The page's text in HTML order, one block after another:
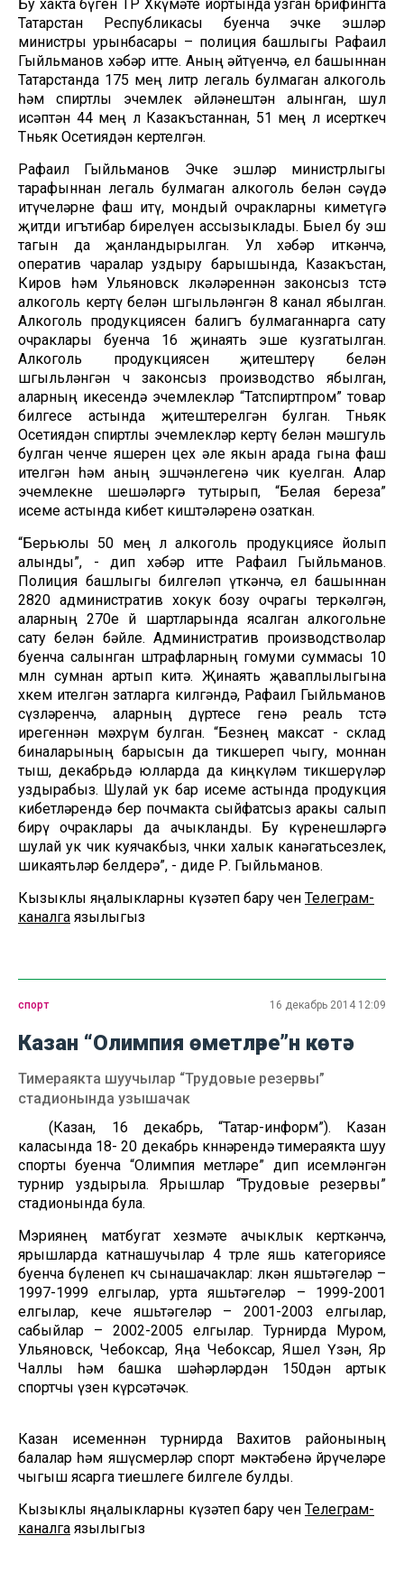
Бу хакта бүген ТР Хөкүмәте йортында узган брифингта
Татарстан Республикасы буенча эчке эшләр
министры урынбасары – полиция башлыгы Рафаил
Гыйльманов хәбәр итте. Аның әйтүенчә, ел башыннан
Татарстанда 175 мең литр легаль булмаган алкоголь
һәм спиртлы эчемлек әйләнештән алынган, шул
исәптән 44 мең л Казакъстаннан, 51 мең л исерткеч
Төньяк Осетиядән кертелгән.
Рафаил Гыйльманов Эчке эшләр министрлыгы
тарафыннан легаль булмаган алкоголь белән сәүдә
итүчеләрне фаш итү, мондый очракларны киметүгә
җитди игътибар бирелүен ассызыклады. Быел бу эш
тагын да җанландырылган. Ул хәбәр иткәнчә,
оператив чаралар уздыру барышында, Казакъстан,
Киров һәм Ульяновск өлкәләреннән законсыз төстә
алкоголь кертү белән шөгыльләнгән 8 канал ябылган.
Алкоголь продукциясен балигъ булмаганнарга сату
очраклары буенча 16 җинаять эше кузгатылган.
Алкоголь продукциясен җитештерү белән
шөгыльләнгән өч законсыз производство ябылган,
аларның икесендә эчемлекләр “Татспиртпром” товар
билгесе астында җитештерелгән булган. Төньяк
Осетиядән спиртлы эчемлекләр кертү белән мәшгуль
булган өченче яшерен цех әле якын арада гына фаш
ителгән һәм аның эшчәнлегенә чик куелган. Алар
эчемлекне шешәләргә тутырып, “Белая береза”
исеме астында кибет киштәләренә озаткан.
“Берьюлы 50 мең л алкоголь продукциясе йолып
алынды”, - дип хәбәр итте Рафаил Гыйльманов.
Полиция башлыгы билгеләп үткәнчә, ел башыннан
2820 административ хокук бозу очрагы теркәлгән,
аларның 270е өй шартларында ясалган алкогольне
сату белән бәйле. Административ производстволар
буенча салынган штрафларның гомуми суммасы 10
млн сумнан артып китә. Җинаять җаваплылыгына
хөкем ителгән затларга килгәндә, Рафаил Гыйльманов
сүзләренчә, аларның дүртесе генә реаль төстә
ирегеннән мәхрүм булган. “Безнең максат - склад
биналарының барысын да тикшереп чыгу, моннан
тыш, декабрьдә юлларда да киңкүләм тикшерүләр
уздырабыз. Шулай ук бар исеме астында продукция
кибетләрендә бер почмакта сыйфатсыз аракы салып
бирү очраклары да ачыкланды. Бу күренешләргә
шулай ук чик куячакбыз, чөнки халык канәгатьсезлек,
шикаятьләр белдерә”, - диде Р. Гыйльманов.
Кызыклы яңалыкларны күзәтеп бару өчен Телеграм-
каналга язылыгыз
спорт 16 декабрь 2014 12:09
Казан “Олимпия өметләре”н көтә
Тимераякта шуучылар “Трудовые резервы”
стадионында узышачак
(Казан, 16 декабрь, “Татар-информ”). Казан
каласында 18- 20 декабрь көннәрендә тимераякта шуу
спорты буенча “Олимпия өметләре” дип исемләнгән
турнир уздырыла. Ярышлар “Трудовые резервы”
стадионында була.
Мэриянең матбугат хезмәте ачыклык керткәнчә,
ярышларда катнашучылар 4 төрле яшь категориясе
буенча бүленеп көч сынашачаклар: өлкән яшьтәгеләр –
1997-1999 елгылар, урта яшьтәгеләр – 1999-2001
елгылар, кече яшьтәгеләр – 2001-2003 елгылар,
сабыйлар – 2002-2005 елгылар. Турнирда Муром,
Ульяновск, Чебоксар, Яңа Чебоксар, Яшел Үзән, Яр
Чаллы һәм башка шәһәрләрдән 150дән артык
спортчы үзен күрсәтәчәк.
Казан исеменнән турнирда Вахитов районының
балалар һәм яшүсмерләр спорт мәктәбенә йөрүчеләре
чыгыш ясарга тиешлеге билгеле булды.
Кызыклы яңалыкларны күзәтеп бару өчен Телеграм-
каналга язылыгыз